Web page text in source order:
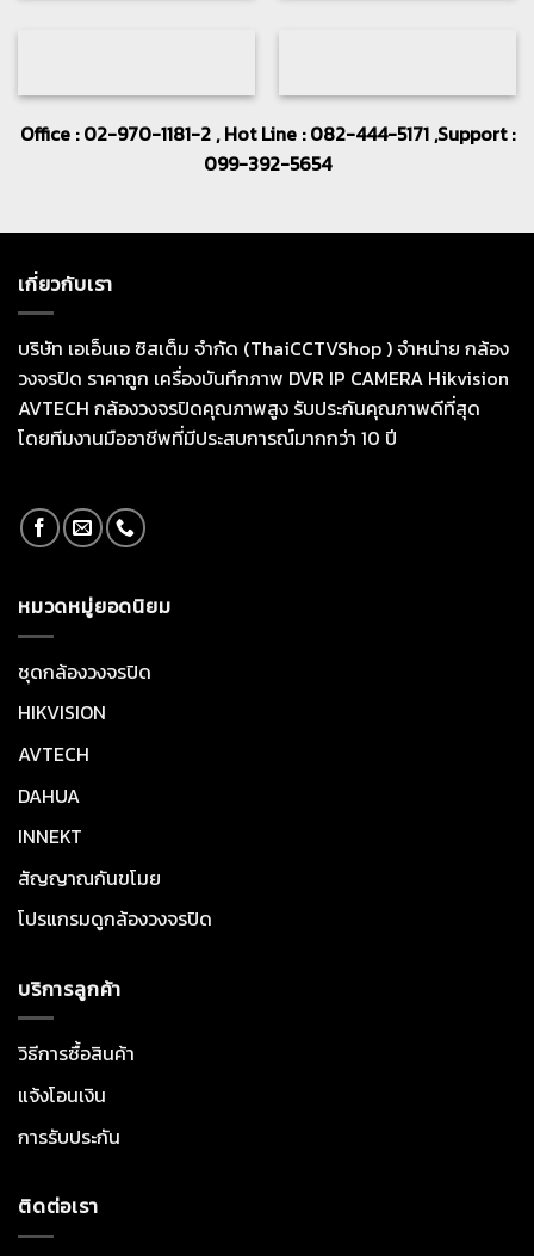
Office : 02-970-1181-2 , Hot Line : 082-444-5171 ,Support :
099-392-5654
เกี่ยวกับเรา
บริษัท เอเอ็นเอ ซิสเต็ม จำกัด (ThaiCCTVShop ) จำหน่าย กล้อง
วงจรปิด ราคาถูก เครื่องบันทึกภาพ DVR IP CAMERA Hikvision
AVTECH กล้องวงจรปิดคุณภาพสูง รับประกันคุณภาพดีที่สุด
โดยทีมงานมืออาชีพที่มีประสบการณ์มากกว่า 10 ปี
หมวดหมู่ยอดนิยม
ชุดกล้องวงจรปิด
HIKVISION
AVTECH
DAHUA
INNEKT
สัญญาณกันขโมย
โปรแกรมดูกล้องวงจรปิด
บริการลูกค้า
วิธีการซื้อสินค้า
แจ้งโอนเงิน
การรับประกัน
ติดต่อเรา